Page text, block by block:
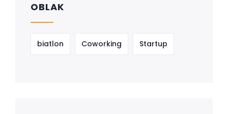
OBLAK
biatlon Coworking Startup